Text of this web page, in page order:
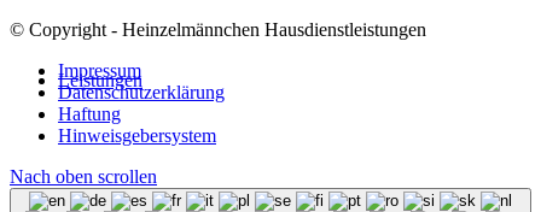
Leistungen
© Copyright - Heinzelmännchen Hausdienstleistungen
Impressum
Datenschutzerklärung
Haftung
Hinweisgebersystem
Nach oben scrollen